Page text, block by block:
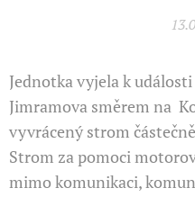
Jednotka vyjela k
Jimramova směrem na
vyvrácený strom
Strom za pomoci
mimo komunikaci,